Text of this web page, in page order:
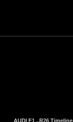
AUDI F1 „R26 Timeline